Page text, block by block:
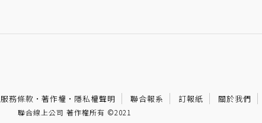
服務條款 · 著作權 · 隱私權聲明 聯合報系 訂報紙 關於我們
聯合線上公司 著作權所有 ©2021